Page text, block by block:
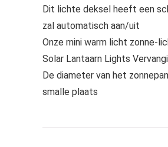
Dit lichte deksel heeft een
zal automatisch aan/uit
Onze mini warm licht zonne-
Solar Lantaarn Lights
De diameter van het
smalle plaats